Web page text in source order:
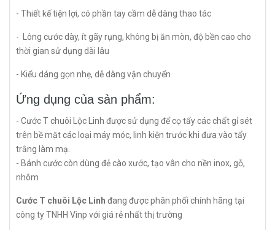
- Thiết kế tiện lợi, có phần tay cầm dễ dàng thao tác
- Lông cước dày, ít gãy rụng, không bị ăn mòn, độ bền cao cho
thời gian sử dụng dài lâu
- Kiểu dáng gọn nhẹ, dễ dàng vận chuyển
Ứng dụng của sản phẩm:
- Cước T chuôi Lộc Linh được sử dụng để cọ tẩy các chất gỉ sét
trên bề mặt các loại máy móc, linh kiện trước khi đưa vào tẩy
trắng làm mạ.
- Bánh cước còn dùng đẻ cào xước, tạo vân cho nền inox, gỗ,
nhôm
Cước T chuôi Lộc Linh đang được phân phối chính hãng tại
công ty TNHH Vinp với giá rẻ nhất thị trường